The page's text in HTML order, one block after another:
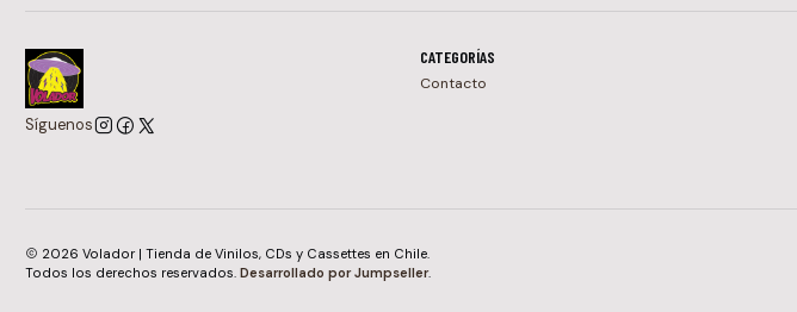
Síguenos
CATEGORÍAS
Contacto
2026 Volador | Tienda de Vinilos, CDs y Cassettes en Chile.
Todos los derechos reservados. Desarrollado por Jumpseller.